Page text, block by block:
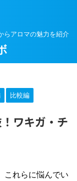
らアロマの魅力を紹介
比較編
ワキガ・チ
これらに悩んでい